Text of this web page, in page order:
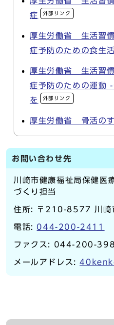
症
外部リンク
厚生労働省 生活習
症予防のための食生活
厚生労働省 生活習
症予防のための運動
を
外部リンク
厚生労働省 骨活の
お問い合わせ先
川崎市健康福祉局保健医
づくり担当
住所: 〒210-8577 川崎
電話: 044-200-2411
ファクス: 044-200-
メールアドレス: